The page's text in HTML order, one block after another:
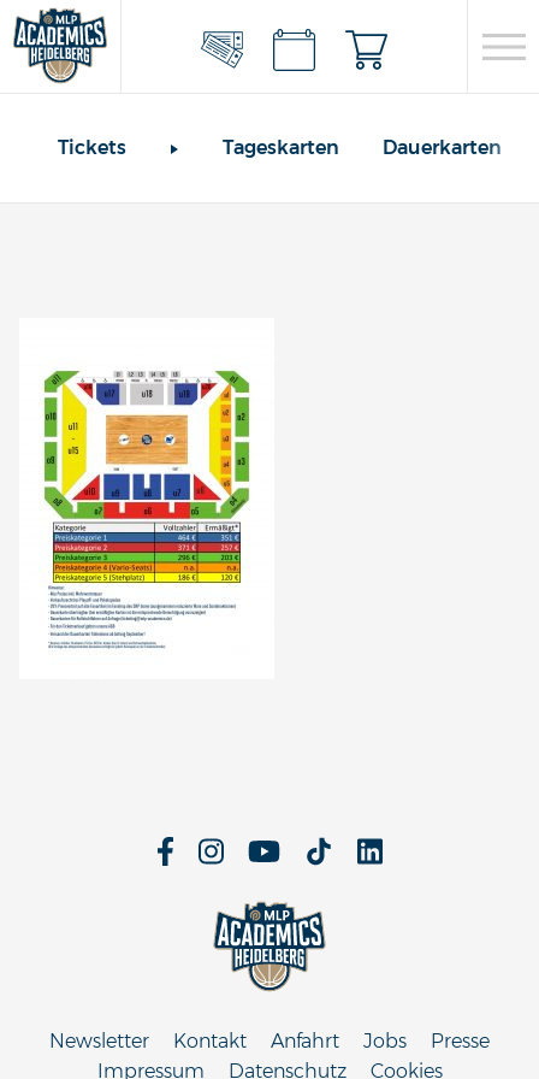
Tickets Tageskarten Dauerkarten
Newsletter Kontakt Anfahrt Jobs
Presse
Impressum
Datenschutz Cookies